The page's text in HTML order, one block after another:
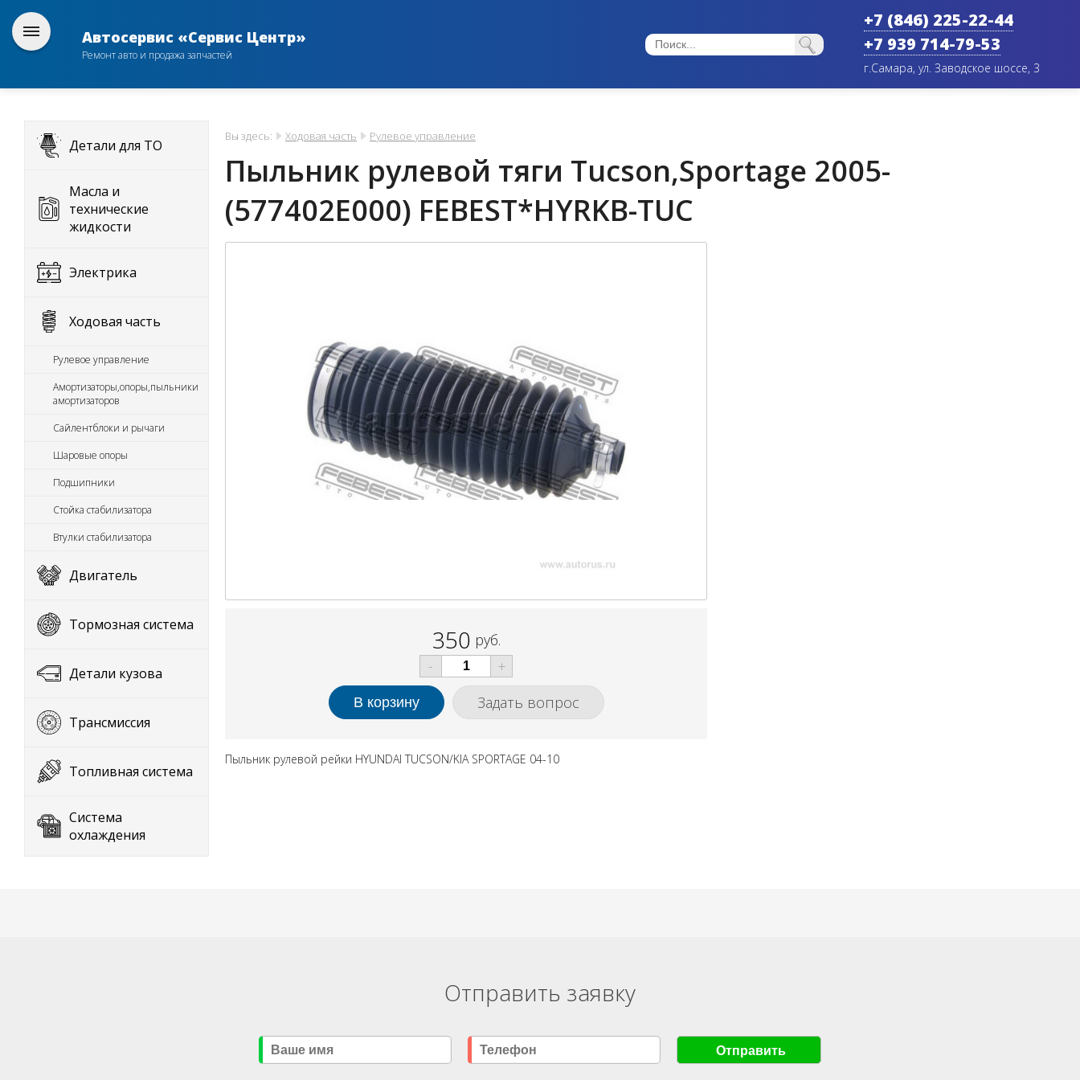
Автосервис «Сервис Центр»
Ремонт авто и продажа запчастей
+7 (846) 225-22-44
+7 939 714-79-53
г.Самара, ул. Заводское шоссе, 3
Детали для ТО
Масла и
технические
жидкости
Электрика
Ходовая часть
Рулевое управление
Амортизаторы,опоры,пыльники
амортизаторов
Сайлентблоки и рычаги
Шаровые опоры
Подшипники
Стойка стабилизатора
Втулки стабилизатора
Двигатель
Тормозная система
Детали кузова
Трансмиссия
Топливная система
Система
охлаждения
Вы здесь: Ходовая часть Рулевое управление
Пыльник рулевой тяги Tucson,Sportage 2005-
(577402E000) FEBEST*HYRKB-TUC
350 руб.
-
+
Задать вопрос
Пыльник рулевой рейки HYUNDAI TUCSON/KIA SPORTAGE 04-10
Отправить заявку